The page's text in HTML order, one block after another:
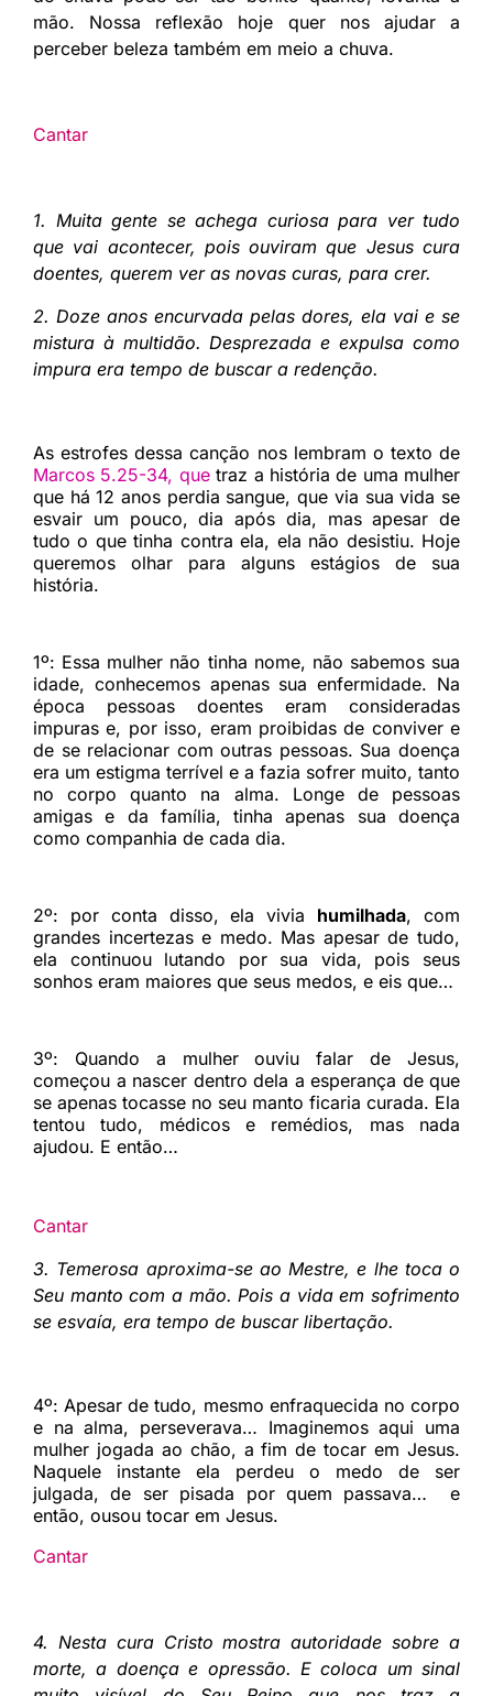
mão. Nossa reflexão hoje quer nos ajudar a
perceber beleza também em meio a chuva.
Cantar
1. Muita gente se achega curiosa para ver tudo
que vai acontecer, pois ouviram que Jesus cura
doentes, querem ver as novas curas, para crer.
2. Doze anos encurvada pelas dores, ela vai e se
mistura à multidão. Desprezada e expulsa como
impura era tempo de buscar a redenção.
As estrofes dessa canção nos lembram o texto de
Marcos 5.25-34, quetraz a história de uma mulher
que há 12 anos perdia sangue, que via sua vida se
esvair um pouco, dia após dia, mas apesar de
tudo o que tinha contra ela, ela não desistiu. Hoje
queremos olhar para alguns estágios de sua
história.
1º: Essa mulher não tinha nome, não sabemos sua
idade, conhecemos apenas sua enfermidade. Na
época pessoas doentes eram consideradas
impuras e, por isso, eram proibidas de conviver e
de se relacionar com outras pessoas. Sua doença
era um estigma terrível e a fazia sofrer muito, tanto
no corpo quanto na alma. Longe de pessoas
amigas e da família, tinha apenas sua doença
como companhia de cada dia.
2º: por conta disso, ela vivia humilhada, com
grandes incertezas e medo. Mas apesar de tudo,
ela continuou lutando por sua vida, pois seus
sonhos eram maiores que seus medos, e eis que…
3º: Quando a mulher ouviu falar de Jesus,
começou a nascer dentro dela a esperança de que
se apenas tocasse no seu manto ficaria curada. Ela
tentou tudo, médicos e remédios, mas nada
ajudou. E então…
Cantar
3. Temerosa aproxima-se ao Mestre, e lhe toca o
Seu manto com a mão. Pois a vida em sofrimento
se esvaía, era tempo de buscar libertação.
4º:Apesar de tudo, mesmo enfraquecida no corpo
e na alma, perseverava… Imaginemos aqui uma
mulher jogada ao chão, a fim de tocar em Jesus.
Naquele instante ela perdeu o medo de ser
julgada, de ser pisada por quem passava…
e
então, ousou tocar em Jesus.
Cantar
4. Nesta cura Cristo mostra autoridade sobre a
morte, a doença e opressão. E coloca um sinal